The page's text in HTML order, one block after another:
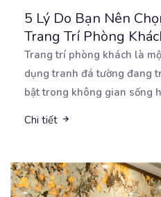
5 Lý Do Bạn Nên
Trang Trí Phòng
Trang trí phòng khách là
dụng tranh đá tường đang
bật trong không gian sống
Chi tiết